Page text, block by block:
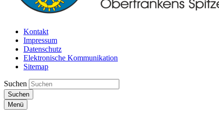
Kontakt
Impressum
Datenschutz
Elektronische Kommunikation
Sitemap
Suchen
Suchen
Menü